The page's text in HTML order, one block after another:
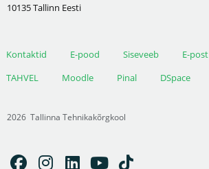
10135 Tallinn Eesti
Kontaktid E-pood Siseveeb E-post
TAHVEL
Moodle Pinal DSpace
2026 Tallinna Tehnikakõrgkool